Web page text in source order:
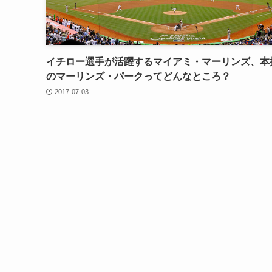
イチロー選手が活躍するマイアミ・マーリンズ、本
のマーリンズ・パークってどんなところ？
2017-07-03